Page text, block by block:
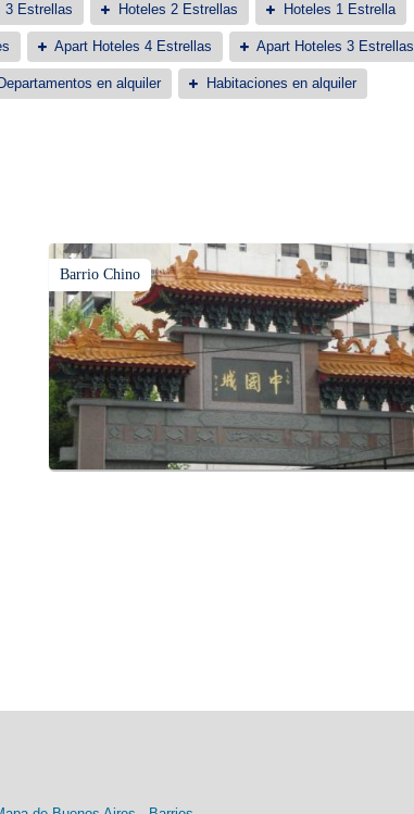
3 Estrellas Hoteles 2 Estrellas Hoteles 1 Estrella
Apart Hoteles 4 Estrellas Apart Hoteles 3 Estrellas
Departamentos en alquiler Habitaciones en alquiler
Barrio Chino